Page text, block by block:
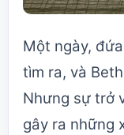
Một ngày,
tìm ra, và
Nhưng sự trở
gây ra những